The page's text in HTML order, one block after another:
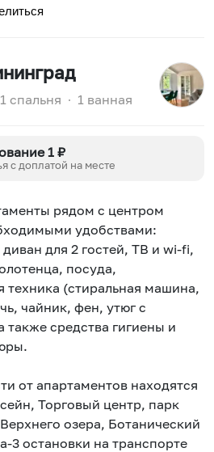
1 спальня ∙ 1 ванная
1 ₽
с доплатой на месте
рядом с центром
удобствами:
для 2 гостей, ТВ и wi-fi,
посуда,
техника (стиральная машина,
чайник, фен, утюг с
от апартаментов находятся
Торговый центр, парк
озера, Ботанический
3 остановки на транспорте